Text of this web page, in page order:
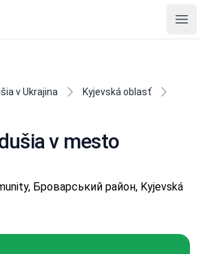
v Ukrajina
Kyjevská oblasť
v mesto
Броварський район, Kyjevská